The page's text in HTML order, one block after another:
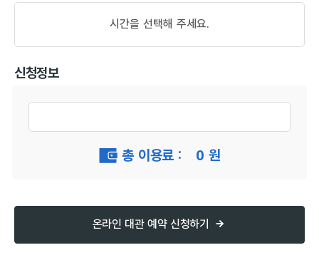
시간을 선택해 주세요.
신청정보
총 이용료 : 0 원
온라인 대관 예약 신청하기